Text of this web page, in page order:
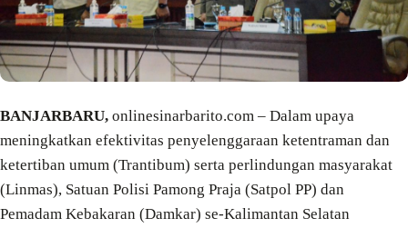
BANJARBARU, onlinesinarbarito.com – Dalam upaya
meningkatkan efektivitas penyelenggaraan ketentraman dan
ketertiban umum (Trantibum) serta perlindungan masyarakat
(Linmas), Satuan Polisi Pamong Praja (Satpol PP) dan
Pemadam Kebakaran (Damkar) se-Kalimantan Selatan